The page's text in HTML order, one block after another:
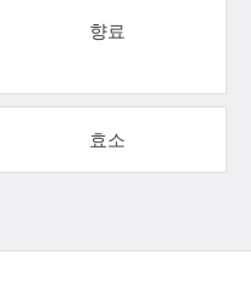
향료
효소